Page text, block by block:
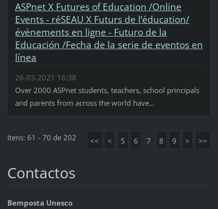
ASPnet X Futures of Education /Online
Events - réSEAU X Futurs de l’éducation/
évènements en ligne - Futuro de la
Educación /Fecha de la serie de eventos en
línea
26-03-2021 16:38
Over 2000 ASPnet students, teachers, school principals
and parents from across the world have...
Itens: 61 - 70 de 202 << < 5 6 7 8 9 > >>
Contactos
Bemposta Unesco